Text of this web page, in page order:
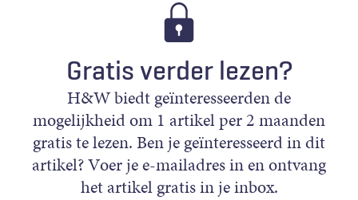
Gratis verder lezen?
H&W biedt geïnteresseerden de
mogelijkheid om 1 artikel per 2 maanden
gratis te lezen. Ben je geïnteresseerd in dit
artikel? Voer je e-mailadres in en ontvang
het artikel gratis in je inbox.